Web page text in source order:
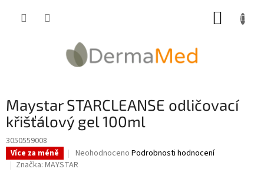
Maystar STARCLEANSE odličovací
křišťálový gel 100ml
3050559008
Více za méně
Průměrné
hodnocení
Neohodnoceno Podrobnosti hodnocení
Značka: MAYSTAR